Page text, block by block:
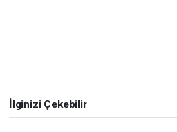
İlginizi Çekebilir